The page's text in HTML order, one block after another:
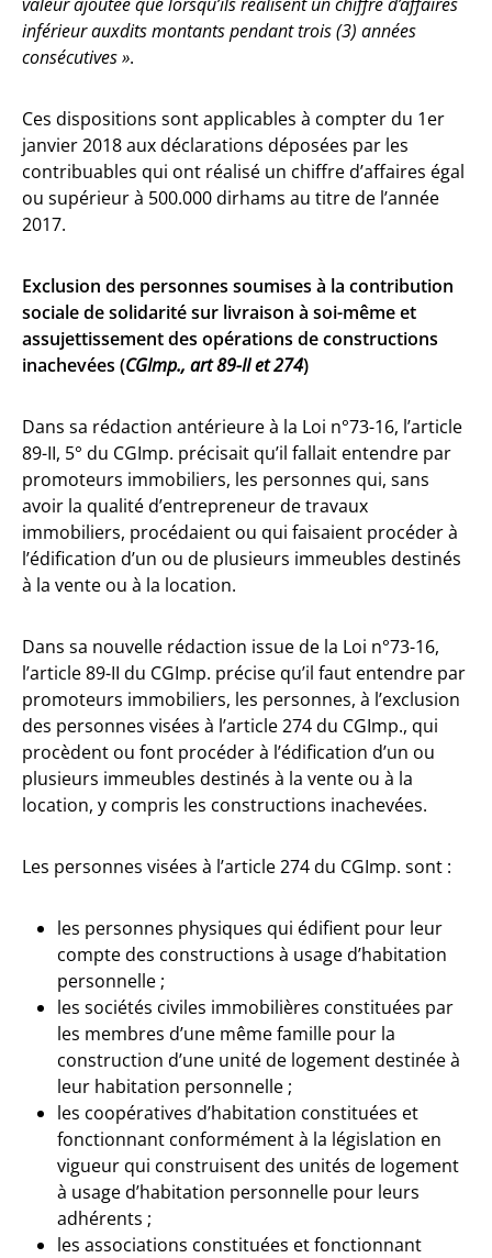
inférieur auxdits montants pendant trois (3) années
consécutives ».
Ces dispositions sont applicables à compter du 1er
janvier 2018 aux déclarations déposées par les
contribuables qui ont réalisé un chiffre d’affaires égal
ou supérieur à 500.000 dirhams au titre de l’année
2017.
Exclusion des personnes soumises à la contribution
sociale de solidarité sur livraison à soi-même et
assujettissement des opérations de constructions
inachevées (CGImp., art 89-II et 274)
Dans sa rédaction antérieure à la Loi n°73-16, l’article
89-II, 5° du CGImp. précisait qu’il fallait entendre par
promoteurs immobiliers, les personnes qui, sans
avoir la qualité d’entrepreneur de travaux
immobiliers, procédaient ou qui faisaient procéder à
l’édification d’un ou de plusieurs immeubles destinés
à la vente ou à la location.
Dans sa nouvelle rédaction issue de la Loi n°73-16,
l’article 89-II du CGImp. précise qu’il faut entendre par
promoteurs immobiliers, les personnes, à l’exclusion
des personnes visées à l’article 274 du CGImp., qui
procèdent ou font procéder à l’édification d’un ou
plusieurs immeubles destinés à la vente ou à la
location, y compris les constructions inachevées.
Les personnes visées à l’article 274 du CGImp. sont :
les personnes physiques qui édifient pour leur
compte des constructions à usage d’habitation
personnelle ;
les sociétés civiles immobilières constituées par
les membres d’une même famille pour la
construction d’une unité de logement destinée à
leur habitation personnelle ;
les coopératives d’habitation constituées et
fonctionnant conformément à la législation en
vigueur qui construisent des unités de logement
à usage d’habitation personnelle pour leurs
adhérents ;
les associations constituées et fonctionnant